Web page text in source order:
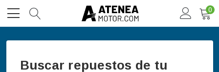
0
Buscar repuestos de tu